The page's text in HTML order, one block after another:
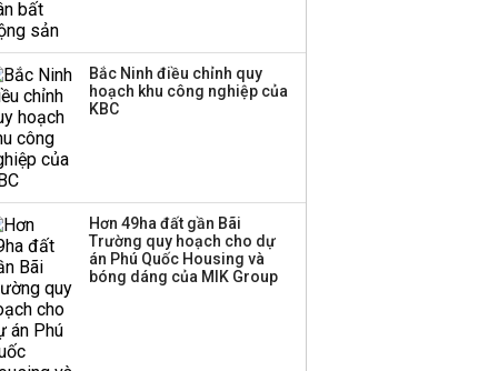
Bắc Ninh điều chỉnh quy
hoạch khu công nghiệp của
KBC
Hơn 49ha đất gần Bãi
Trường quy hoạch cho dự
án Phú Quốc Housing và
bóng dáng của MIK Group